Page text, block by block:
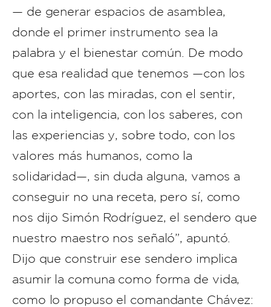
— de generar espacios de asamblea,
donde el primer instrumento sea la
palabra y el bienestar común. De modo
que esa realidad que tenemos —con los
aportes, con las miradas, con el sentir,
con la inteligencia, con los saberes, con
las experiencias y, sobre todo, con los
valores más humanos, como la
solidaridad—, sin duda alguna, vamos a
conseguir no una receta, pero sí, como
nos dijo Simón Rodríguez, el sendero que
nuestro maestro nos señaló”, apuntó.
Dijo que construir ese sendero implica
asumir la comuna como forma de vida,
como lo propuso el comandante Chávez: